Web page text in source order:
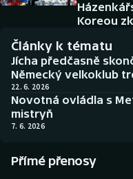
Baseball a softbal
Basketbal
Biatlon
Boby a skeleton
Box
Historické návraty
Aplikace ČT sport
AZ kvíz
Koreou
Články k tématu
Jícha předčasně
Německý velkoklub
22. 6. 2026
Novotná ovládla s
mistryň
7. 6. 2026
Přímé přenosy